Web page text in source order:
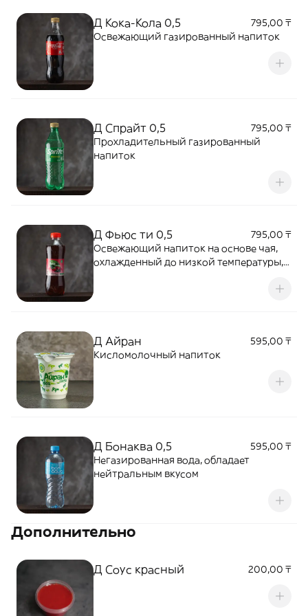
Д Кока-Кола 0,5
795,00 ₸
Освежающий газированный напиток
Д Спрайт 0,5
795,00 ₸
Прохладительный газированный
напиток
Д Фьюс ти 0,5
795,00 ₸
Освежающий напиток на основе чая,
охлажденный до низкой температуры,
Д Айран
595,00 ₸
Кисломолочный напиток
Д Бонаква 0,5
595,00 ₸
Негазированная вода, обладает
нейтральным вкусом
Дополнительно
Д Соус красный 200,00 ₸